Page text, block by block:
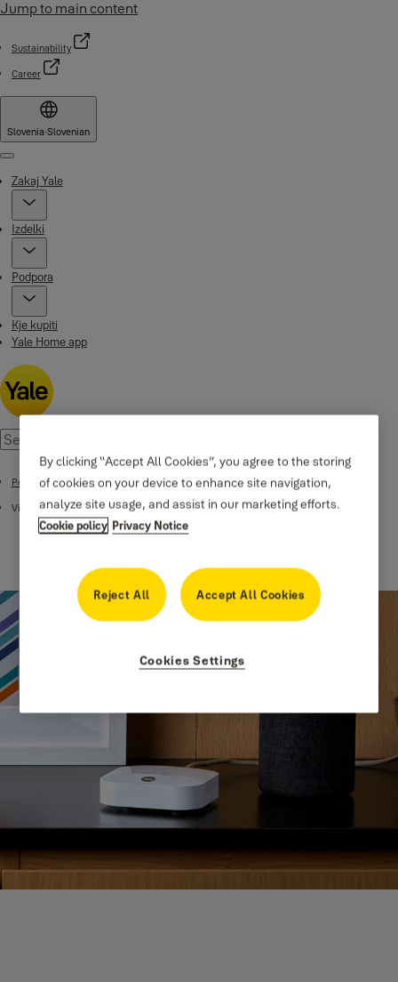
Jump to main content
Sustainability
Career
Slovenia·Slovenian
Menu
Zakaj Yale
Izdelki
Podpora
Kje kupiti
Yale Home app
Podpora
Videos
By clicking “Accept All Cookies”, you agree to the storing
of cookies on your device to enhance site navigation,
analyze site usage, and assist in our marketing efforts.
Cookie policy Privacy Notice
Reject All Accept All Cookies
Cookies Settings